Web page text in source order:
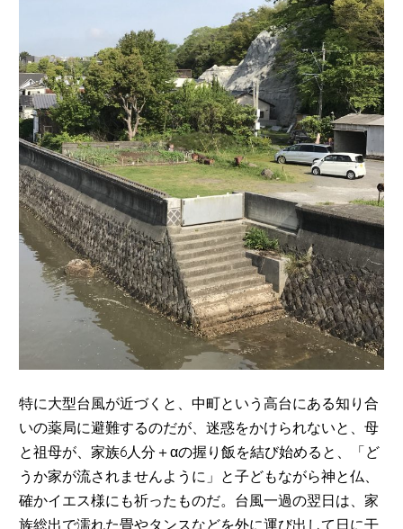
特に大型台風が近づくと、中町という高台にある知り合
いの薬局に避難するのだが、迷惑をかけられないと、母
と祖母が、家族6人分＋αの握り飯を結び始めると、「ど
うか家が流されませんように」と子どもながら神と仏、
確かイエス様にも祈ったものだ。台風一過の翌日は、家
族総出で濡れた畳やタンスなどを外に運び出して日に干